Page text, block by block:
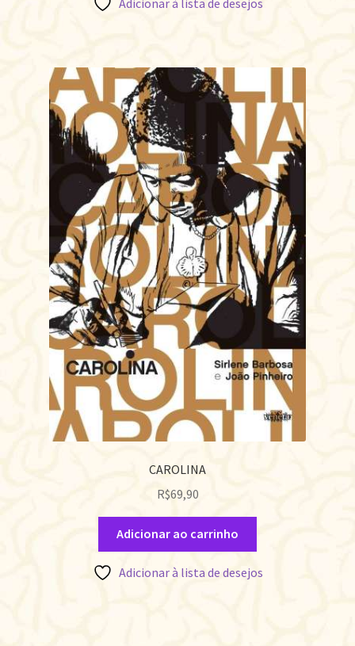
Adicionar à lista de desejos
CAROLINA
R$69,90
Adicionar ao carrinho
Adicionar à lista de desejos